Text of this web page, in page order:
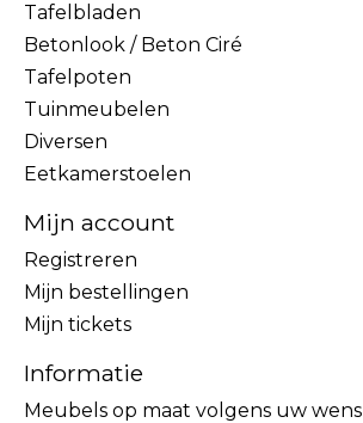
Tafelbladen
Betonlook / Beton Ciré
Tafelpoten
Tuinmeubelen
Diversen
Eetkamerstoelen
Mijn account
Registreren
Mijn bestellingen
Mijn tickets
Informatie
Meubels op maat volgens uw wens